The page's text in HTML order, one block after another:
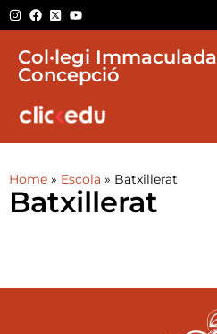
Col·legi Immaculada
Concepció
Home » Escola » Batxillerat
Batxillerat